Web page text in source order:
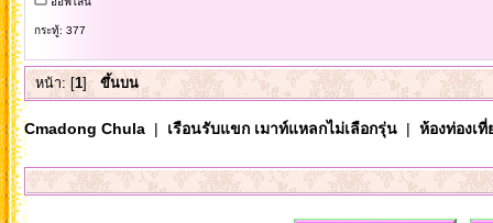
กระทู้: 377
หน้า: [1] ขึ้นบน
Cmadong Chula| เรือนรับแขก เมาท์แหลกไม่เลือกรุ่น| ห้องท่องเ